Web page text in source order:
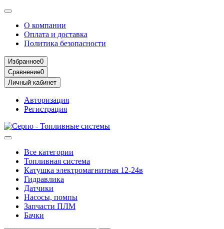
О компании
Оплата и доставка
Политика безопасности
Избранное0
Сравнение0
Личный кабинет
Авторизация
Регистрация
Все категории
Топливная система
Катушка электромагнитная 12-24в
Гидравлика
Датчики
Насосы, помпы
Запчасти ПЛМ
Бачки